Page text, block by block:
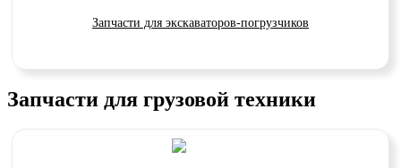
Запчасти для экскаваторов-погрузчиков
Запчасти для грузовой техники